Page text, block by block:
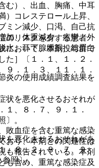
のリスクを有する患者
において、本剤投与群で
た］〔１．１、１．２．
９．１．３、１１．１．
状を悪化させるおそれが
１、８．７、９．１．
〕。
悪化させるおそれがあ
、８．２、８．７、９．
照〕。
む）、出血、胸痛、中耳
）コレステロール上昇、
ミン減少、口渇、自己抗
加、体重減少、痙攣、外
水、耳下腺腫脹、総蛋白
炎の使用成績調査結果を
敗血症を含む重篤な感染
おり、本剤との関連性は
も報告されている。本剤
も含め、重篤な感染症及